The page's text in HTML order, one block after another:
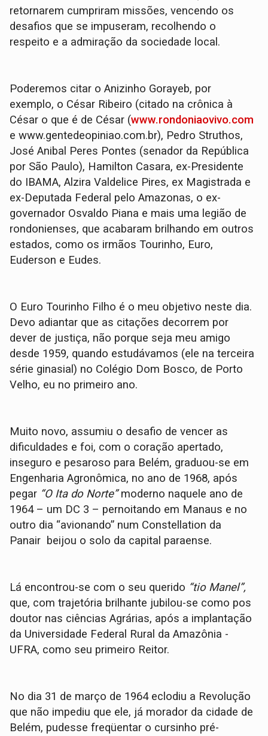
retornarem cumpriram missões, vencendo os
desafios que se impuseram, recolhendo o
respeito e a admiração da sociedade local.
Poderemos citar o Anizinho Gorayeb, por
exemplo, o César Ribeiro (citado na crônica à
César o que é de César (www.rondoniaovivo.com
e www.gentedeopiniao.com.br), Pedro Struthos,
José Anibal Peres Pontes (senador da República
por São Paulo), Hamilton Casara, ex-Presidente
do IBAMA, Alzira Valdelice Pires, ex Magistrada e
ex-Deputada Federal pelo Amazonas, o ex-
governador Osvaldo Piana e mais uma legião de
rondonienses, que acabaram brilhando em outros
estados, como os irmãos Tourinho, Euro,
Euderson e Eudes.
O Euro Tourinho Filho é o meu objetivo neste dia.
Devo adiantar que as citações decorrem por
dever de justiça, não porque seja meu amigo
desde 1959, quando estudávamos (ele na terceira
série ginasial) no Colégio Dom Bosco, de Porto
Velho, eu no primeiro ano.
Muito novo, assumiu o desafio de vencer as
dificuldades e foi, com o coração apertado,
inseguro e pesaroso para Belém, graduou-se em
Engenharia Agronômica, no ano de 1968, após
pegar “O Ita do Norte”moderno naquele ano de
1964 – um DC 3 – pernoitando em Manaus e no
outro dia “avionando” num Constellation da
Panair beijou o solo da capital paraense.
Lá encontrou-se com o seu querido “tio Manel”,
que, com trajetória brilhante jubilou-se como pos
doutor nas ciências Agrárias, após a implantação
da Universidade Federal Rural da Amazônia -
UFRA, como seu primeiro Reitor.
No dia 31 de março de 1964 eclodiu a Revolução
que não impediu que ele, já morador da cidade de
Belém, pudesse freqüentar o cursinho pré-